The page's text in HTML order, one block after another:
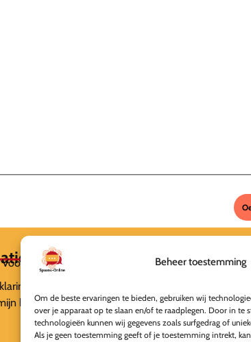
Beheer toestemming
Om de beste ervaringen te bieden, gebruiken wij
over je apparaat op te slaan en/of te raadplegen. Door in te
technologieën kunnen wij gegevens zoals surfgedrag of
Als je geen toestemming geeft of je toestemming intrekt,
bestelling
Contact